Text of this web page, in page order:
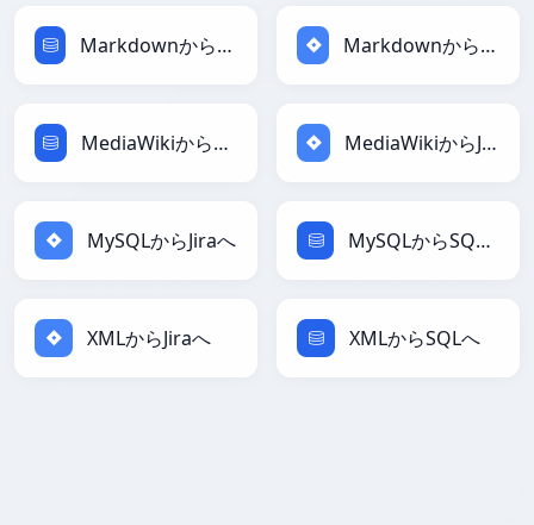
MarkdownからSQLへ MarkdownからJiraへ
MediaWikiからSQLへ MediaWikiからJiraへ
MySQLからJiraへ MySQLからSQLへ
XMLからJiraへ XMLからSQLへ